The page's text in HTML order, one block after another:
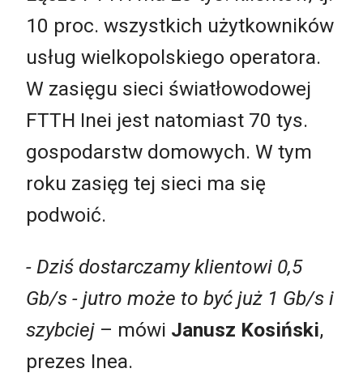
10 proc. wszystkich użytkowników
usług wielkopolskiego operatora.
W zasięgu sieci światłowodowej
FTTH Inei jest natomiast 70 tys.
gospodarstw domowych. W tym
roku zasięg tej sieci ma się
podwoić.
- Dziś dostarczamy klientowi 0,5
Gb/s - jutro może to być już 1 Gb/s i
szybciej – mówi Janusz Kosiński,
prezes Inea.